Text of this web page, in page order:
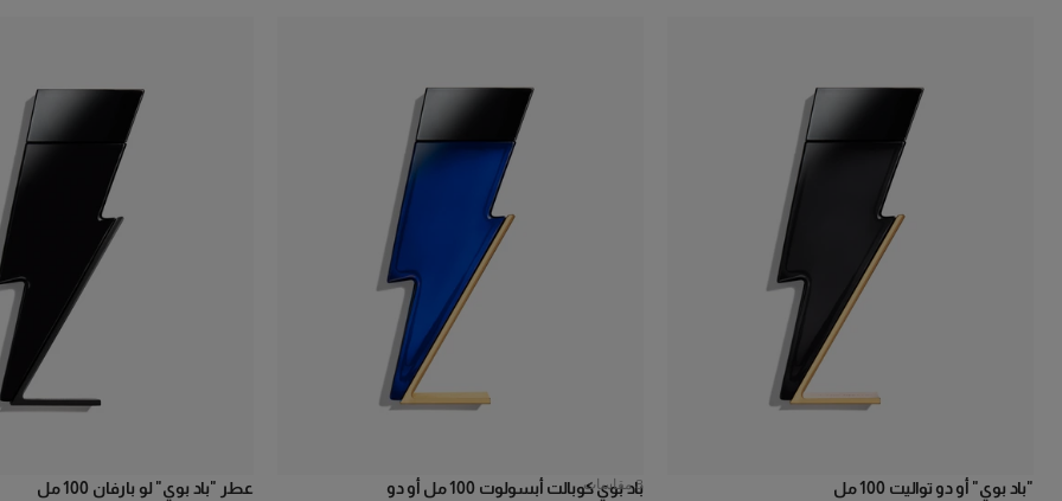
"باد بوي" أو دو تواليت 100 مل
باد بوي كوبالت أبسولوت 100 مل أو دو
3 مقاسات عطر "باد بوي" لو بارفان 100 مل